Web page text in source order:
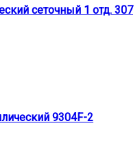
сеточный 1 отд. 307
9304F-2